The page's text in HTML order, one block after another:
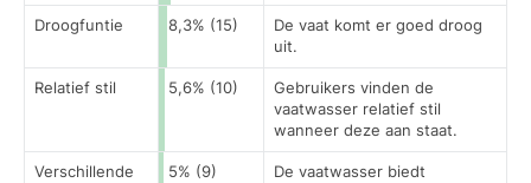
Droogfuntie 8,3% (15)
De vaat komt er goed droog
uit.
Relatief stil 5,6% (10)
Gebruikers vinden de
vaatwasser relatief stil
wanneer deze aan staat.
Verschillende
5% (9)
De vaatwasser biedt